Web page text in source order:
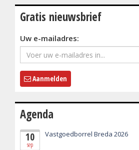
Gratis nieuwsbrief
Uw e-mailadres:
Aanmelden
Agenda
10
sep
Vastgoedborrel Breda 2026